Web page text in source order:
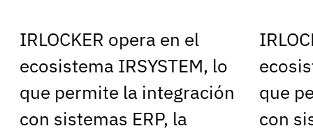
IRLOCKER opera en el
ecosistema IRSYSTEM, lo
que permite la integración
con sistemas ERP, la
que
con